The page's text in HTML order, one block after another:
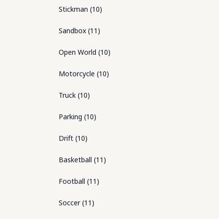
Stickman (10)
Sandbox (11 )
Open World (10)
Motorcycle (10)
Truck (10)
Parking (10)
Drift (10)
Basketball (11 )
Football (11 )
Soccer(11 )